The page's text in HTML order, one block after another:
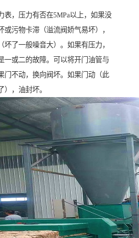
表，压力有否在5MPa以上，如果没
或污物卡滞（溢流阀娇气易坏），
坏了一般噪音大）。如果有压力，
一或二的故障。可以将开门油管与
门不动，换向阀坏。如果门动（此
），油封坏。